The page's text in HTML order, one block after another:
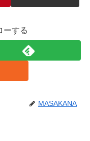
ーする
MASAKANA